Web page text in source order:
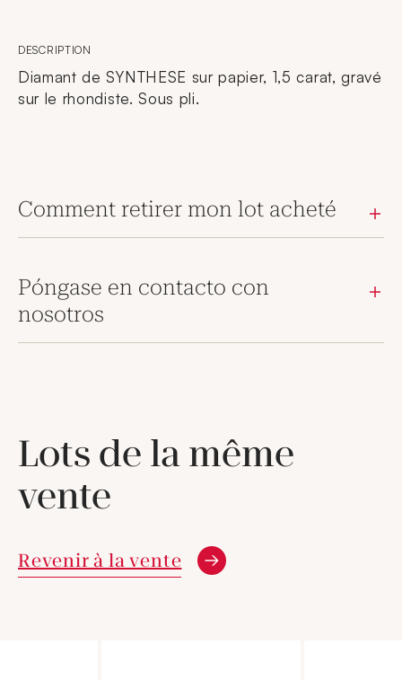
DESCRIPTION
Diamant de SYNTHESE sur papier, 1,5 carat, gravé
sur le rhondiste. Sous pli.
Comment retirer mon lot acheté
Póngase en contacto con
nosotros
Lots de la même
vente
Revenir à la vente